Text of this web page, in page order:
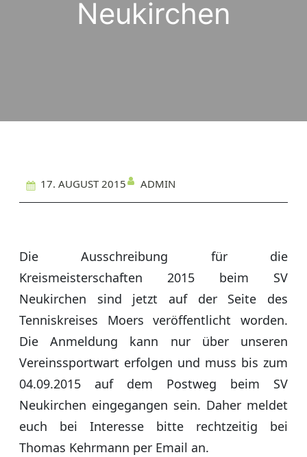
Neukirchen
17. AUGUST 2015 ADMIN
Die Ausschreibung für die
Kreismeisterschaften 2015 beim SV
Neukirchen sind jetzt auf der Seite des
Tenniskreises Moers veröffentlicht worden.
Die Anmeldung kann nur über unseren
Vereinssportwart erfolgen und muss bis zum
04.09.2015 auf dem Postweg beim SV
Neukirchen eingegangen sein. Daher meldet
euch bei Interesse bitte rechtzeitig bei
Thomas Kehrmann per Email an.